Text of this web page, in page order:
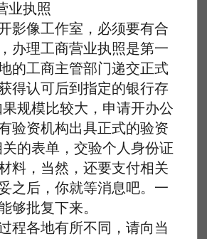
执照
像工作室，必须要有合
办理工商营业执照是第一
的工商主管部门递交正式
得认可后到指定的银行存
规模比较大，申请开办公
验资机构出具正式的验资
的表单，交验个人身份证
料，当然，还要支付相关
之后，你就等消息吧。一
够批复下来。
各地有所不同，请向当